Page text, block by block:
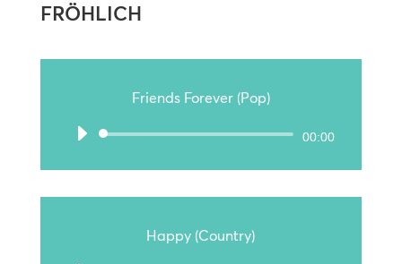
FRÖHLICH
Friends Forever (Pop)
Audio-
00:00
Happy (Country)